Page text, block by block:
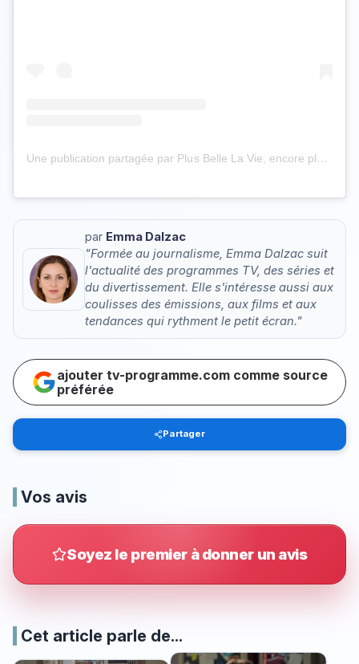
Une publication partagée par Plus Belle La Vie, encore plus belle (@pblvofficiel)
par Emma Dalzac
"Formée au journalisme, Emma Dalzac suit
l'actualité des programmes TV, des séries et
du divertissement. Elle s'intéresse aussi aux
coulisses des émissions, aux films et aux
tendances qui rythment le petit écran."
ajouter tv-programme.com comme source
préférée
Partager
Vos avis
Soyez le premier à donner un avis
Cet article parle de...